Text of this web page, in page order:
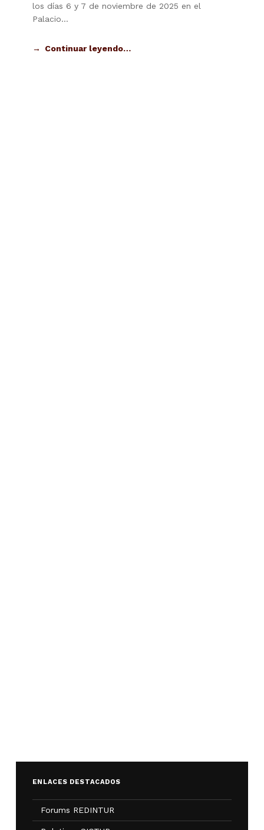
los días 6 y 7 de noviembre de 2025 en el
Palacio…
Continuar leyendo…
ENLACES DESTACADOS
Forums REDINTUR